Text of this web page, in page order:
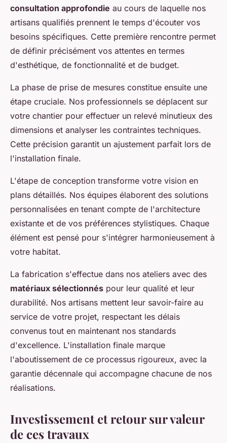
consultation approfondie au cours de laquelle nos
artisans qualifiés prennent le temps d'écouter vos
besoins spécifiques. Cette première rencontre permet
de définir précisément vos attentes en termes
d'esthétique, de fonctionnalité et de budget.
La phase de prise de mesures constitue ensuite une
étape cruciale. Nos professionnels se déplacent sur
votre chantier pour effectuer un relevé minutieux des
dimensions et analyser les contraintes techniques.
Cette précision garantit un ajustement parfait lors de
l'installation finale.
L'étape de conception transforme votre vision en
plans détaillés. Nos équipes élaborent des solutions
personnalisées en tenant compte de l'architecture
existante et de vos préférences stylistiques. Chaque
élément est pensé pour s'intégrer harmonieusement à
votre habitat.
La fabrication s'effectue dans nos ateliers avec des
matériaux sélectionnés pour leur qualité et leur
durabilité. Nos artisans mettent leur savoir-faire au
service de votre projet, respectant les délais
convenus tout en maintenant nos standards
d'excellence. L'installation finale marque
l'aboutissement de ce processus rigoureux, avec la
garantie décennale qui accompagne chacune de nos
réalisations.
Investissement et retour sur valeur
de ces travaux